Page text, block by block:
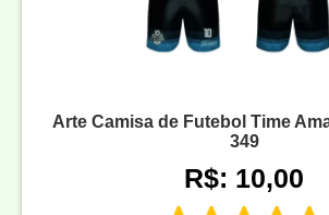
Arte Camisa de Futebol Time
349
R$: 10,00